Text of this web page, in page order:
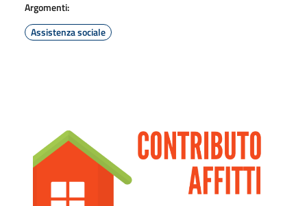
Argomenti:
Assistenza sociale